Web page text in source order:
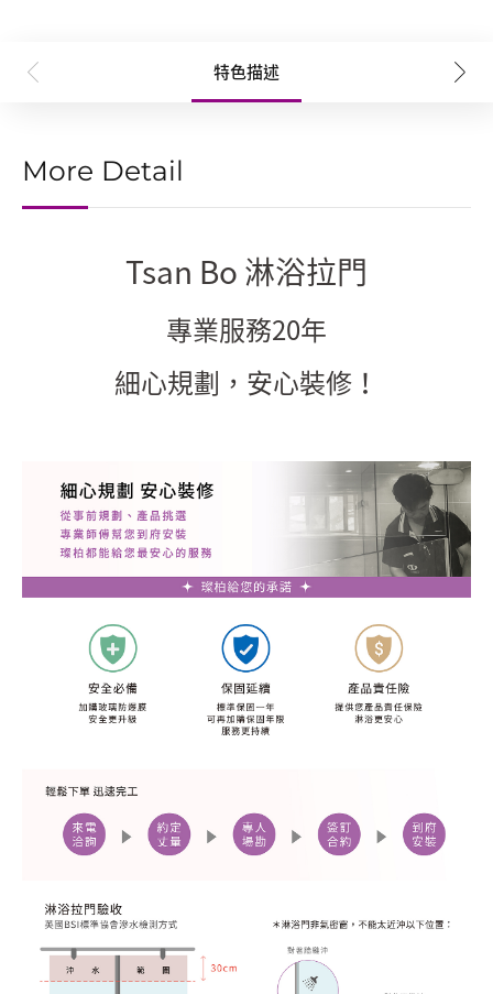
特色描述
More Detail
Tsan Bo 淋浴拉門
專業服務20年
細心規劃，安心裝修！